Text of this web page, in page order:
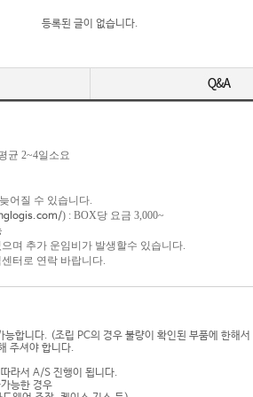
등록된 글이 없습니다.
균 2~4일소요
질 수 있습니다.
) : BOX당 요금 3,000~
며 추가 운임비가 발생할수 있습니다.
로 연락 바랍니다.
합니다. (조립 PC의 경우 불량이 확인된 부품에 한해
주셔야 합니다.
라서 A/S 진행이 됩니다.
능한 경우